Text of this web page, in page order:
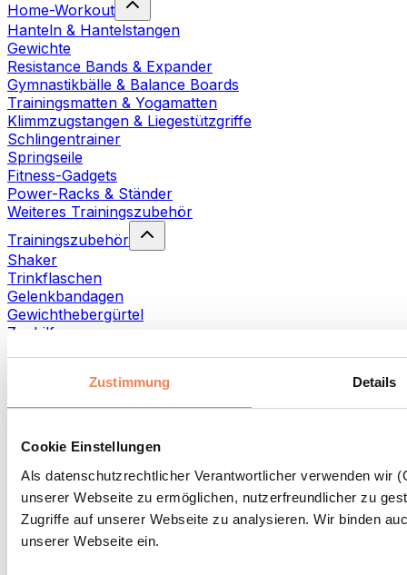
Zustimmung Details
Cookie Einstellungen
Als datenschutzrechtlicher Verantwortlicher verwenden wir
unserer Webseite zu ermöglichen, nutzerfreundlicher zu
Zugriffe auf unserer Webseite zu analysieren. Wir binden
unserer Webseite ein.
Home-Workout
Hanteln & Hantelstangen
Gewichte
Resistance Bands & Expander
Gymnastikbälle & Balance Boards
Trainingsmatten & Yogamatten
Klimmzugstangen & Liegestützgriffe
Schlingentrainer
Springseile
Fitness-Gadgets
Power-Racks & Ständer
Weiteres Trainingszubehör
Trainingszubehör
Shaker
Trinkflaschen
Gelenkbandagen
Gewichthebergürtel
Zughilfen
Weiteres Trainingszubehör
Massagegeräte
Faszien- und Massagerollen
Weitere Rehabilitationshilfen
Taschen & Rucksäcke
Essenstaschen und Meal-Prep-Zubehör